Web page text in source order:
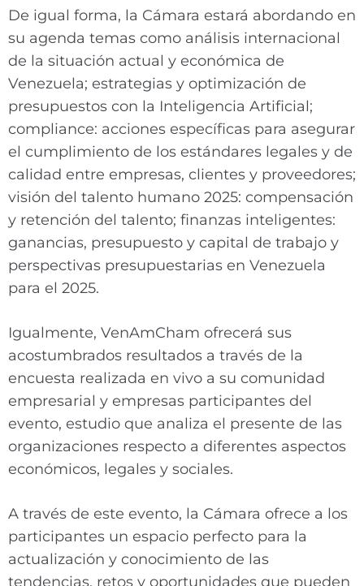
De igual forma, la Cámara estará abordando en
su agenda temas como análisis internacional
de la situación actual y económica de
Venezuela; estrategias y optimización de
presupuestos con la Inteligencia Artificial;
compliance: acciones específicas para asegurar
el cumplimiento de los estándares legales y de
calidad entre empresas, clientes y proveedores;
visión del talento humano 2025: compensación
y retención del talento; finanzas inteligentes:
ganancias, presupuesto y capital de trabajo y
perspectivas presupuestarias en Venezuela
para el 2025.
Igualmente, VenAmCham ofrecerá sus
acostumbrados resultados a través de la
encuesta realizada en vivo a su comunidad
empresarial y empresas participantes del
evento, estudio que analiza el presente de las
organizaciones respecto a diferentes aspectos
económicos, legales y sociales.
A través de este evento, la Cámara ofrece a los
participantes un espacio perfecto para la
actualización y conocimiento de las
tendencias, retos y oportunidades que pueden